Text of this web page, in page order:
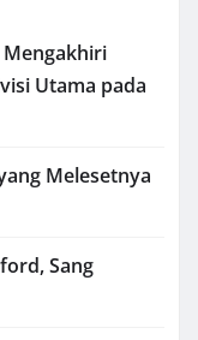
Mengakhiri
Utama pada
Melesetnya
Sang